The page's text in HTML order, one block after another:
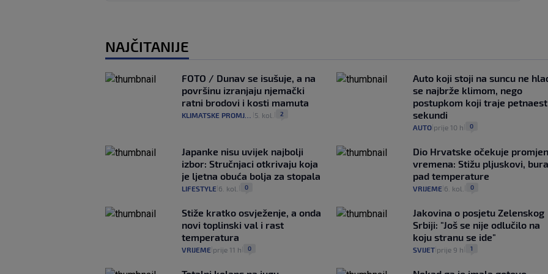
NAJČITANIJE
FOTO / Dunav se isušuje, a na
površinu izranjaju njemački
ratni brodovi i kosti mamuta
KLIMATSKE PROMJENE 5. kol. 2
Auto koji stoji na suncu ne
se najbrže klimom, nego
postupkom koji traje petnaest
sekundi
AUTO| prije 10 h 0
Japanke nisu uvijek najbolji
izbor: Stručnjaci otkrivaju koja
je ljetna obuća bolja za stopala
LIFESTYLE 6. kol. 0
Dio Hrvatske očekuje
vremena: Stižu pljuskovi,
pad temperature
VRIJEME| 6. kol. 0
Stiže kratko osvježenje, a onda
novi toplinski val i rast
temperatura
VRIJEME prije 11 h 0
Jakovina o posjetu Zelenskog
Srbiji: "Još se nije odlučilo na
koju stranu se ide"
SVIJET| prije 9 h 1